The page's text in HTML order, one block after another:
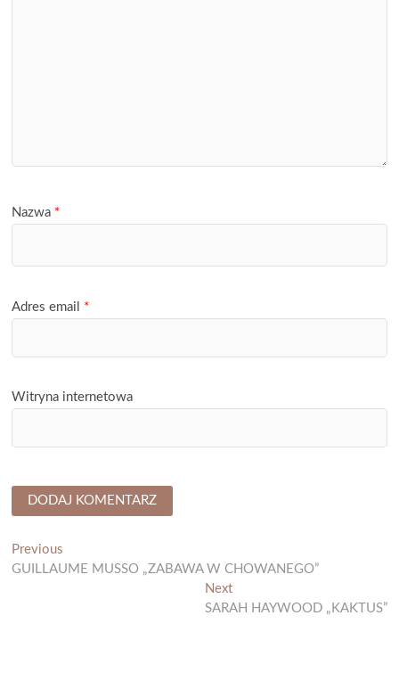
Nazwa *
Adres email *
Witryna internetowa
Nawigacja
wpisu
Previous
post:
GUILLAUME MUSSO „ZABAWA W CHOWANEGO”
NextNext
post:
SARAH HAYWOOD „KAKTUS”